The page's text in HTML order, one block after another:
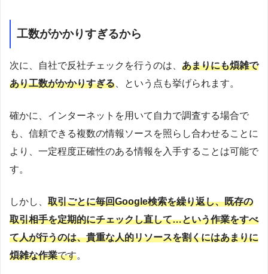
工数がかかりすぎるから
次に、自社で反社チェックを行うのは、 あまりにも煩雑で
あり工数がかかりすぎる 、という点も挙げられます。
確かに、インターネットを用いて自力で調査する場合で
も、信頼できる複数の情報ソースを照らし合わせることに
より、一定程度正確性のある情報を入手することは可能で
す。
しかし、 取引ごとに毎回Google検索を繰り返し、既存の
取引相手を定期的にチェックし直して…という作業をすべ
て人が行うのは、貴重な人的リソースを割くにはあまりに
煩雑な作業です。